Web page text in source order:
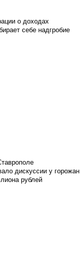
о доходах
себе надгробие
дискуссии у горожан
рублей